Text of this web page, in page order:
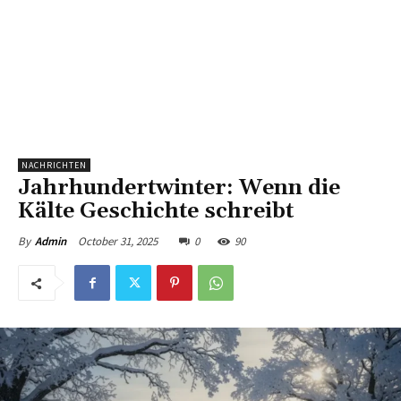
NACHRICHTEN
Jahrhundertwinter: Wenn die
Kälte Geschichte schreibt
By Admin October 31, 2025 0 90